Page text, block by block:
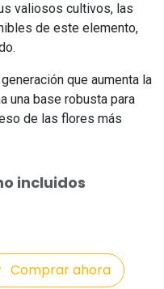
valiosos cultivos, las
de este elemento,
que aumenta la
una base robusta para
de las flores más
incluidos
Comprar ahora